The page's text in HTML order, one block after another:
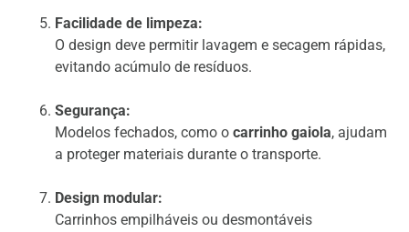
Facilidade de limpeza:
O design deve permitir lavagem e secagem rápidas,
evitando acúmulo de resíduos.
Segurança:
Modelos fechados, como o carrinho gaiola, ajudam
a proteger materiais durante o transporte.
Design modular:
Carrinhos empilháveis ou desmontáveis